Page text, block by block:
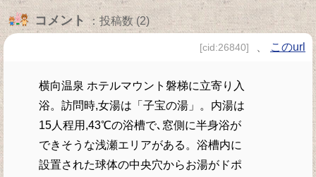
コメント ：投稿数 (2)
[cid:26840] このurl
横向温泉 ホテルマウント磐梯に立寄り入
浴。訪問時,女湯は「子宝の湯」。内湯は
15人程用,43℃の浴槽で､窓側に半身浴が
できそうな浅瀬エリアがある。浴槽内に
設置された球体の中央穴からお湯がドポ